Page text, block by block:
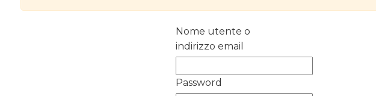
Nome utente o
indirizzo email
Password